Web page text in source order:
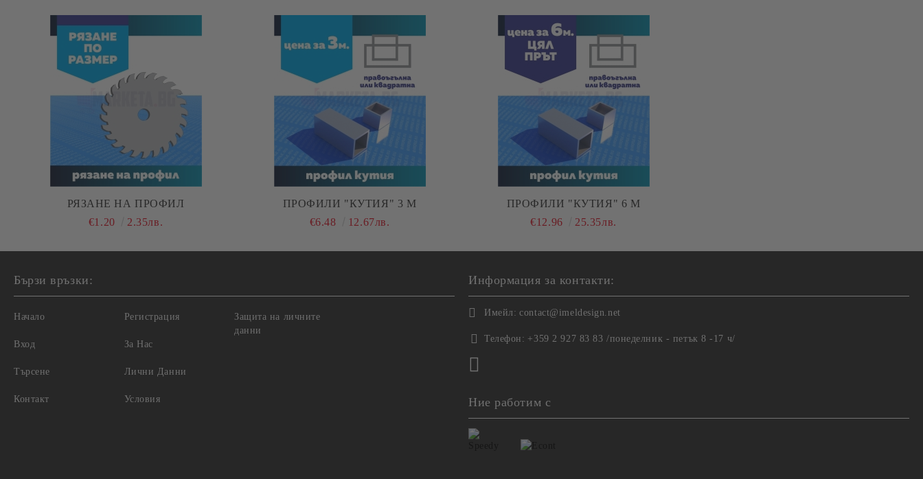
РЯЗАНЕ НА ПРОФИЛ
€1.20
2.35лв.
ПРОФИЛИ "КУТИЯ" 3 М
€6.48
12.67лв.
ПРОФИЛИ "КУТИЯ" 6 М
€12.96
25.35лв.
Бързи връзки:
Начало
Вход
Търсене
Контакт
Регистрация
За Нас
Лични Данни
Условия
Защита на личните
данни
Информация за контакти:
Имейл: contact@imeldesign.net
Телефон: +359 2 927 83 83 /понеделник - петък 8 -17 ч/
Ние работим с